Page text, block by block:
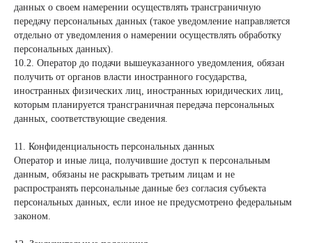
данных о своем намерении осуществлять трансграничную
передачу персональных данных (такое уведомление направляется
отдельно от уведомления о намерении осуществлять обработку
персональных данных).
10.2. Оператор до подачи вышеуказанного уведомления, обязан
получить от органов власти иностранного государства,
иностранных физических лиц, иностранных юридических лиц,
которым планируется трансграничная передача персональных
данных, соответствующие сведения.
11. Конфиденциальность персональных данных
Оператор и иные лица, получившие доступ к персональным
данным, обязаны не раскрывать третьим лицам и не
распространять персональные данные без согласия субъекта
персональных данных, если иное не предусмотрено федеральным
законом.